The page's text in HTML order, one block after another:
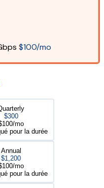
$100/mo
$300
mo
pour la durée
Annual
$1,200
mo
pour la durée